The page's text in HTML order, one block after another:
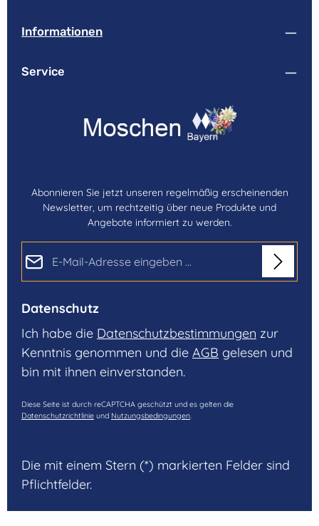
Informationen
Service
Abonnieren Sie jetzt unseren regelmäßig erscheinenden
Newsletter, um rechtzeitig über neue Produkte und
Angebote informiert zu werden.
Datenschutz
Ich habe die Datenschutzbestimmungen zur
Kenntnis genommen und die AGB gelesen und
bin mit ihnen einverstanden.
Diese Seite ist durch reCAPTCHA geschützt und es gelten die
Datenschutzrichtlinie und Nutzungsbedingungen.
Die mit einem Stern (*) markierten Felder sind
Pflichtfelder.